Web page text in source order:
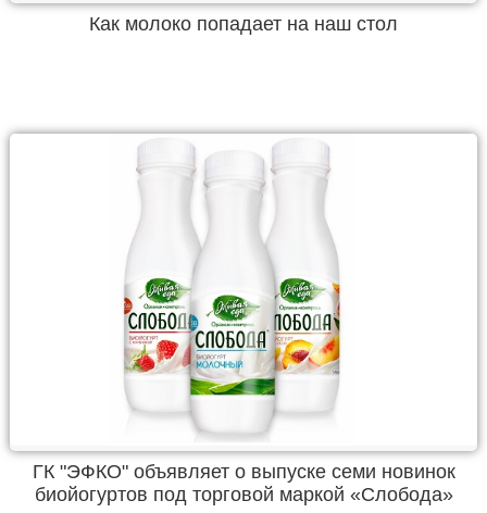
Как молоко попадает на наш стол
ГК "ЭФКО" объявляет о выпуске семи новинок
биойогуртов под торговой маркой «Слобода»